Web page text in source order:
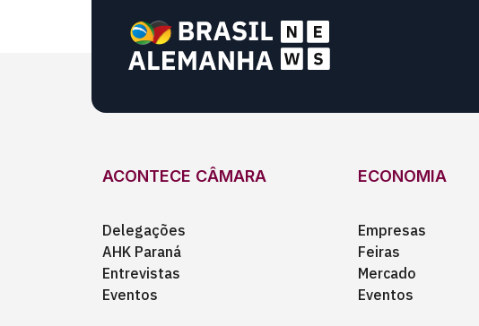
ACONTECE CÂMARA
Delegações
AHK Paraná
Entrevistas
Eventos
ECONOMIA
Empresas
Feiras
Mercado
Eventos